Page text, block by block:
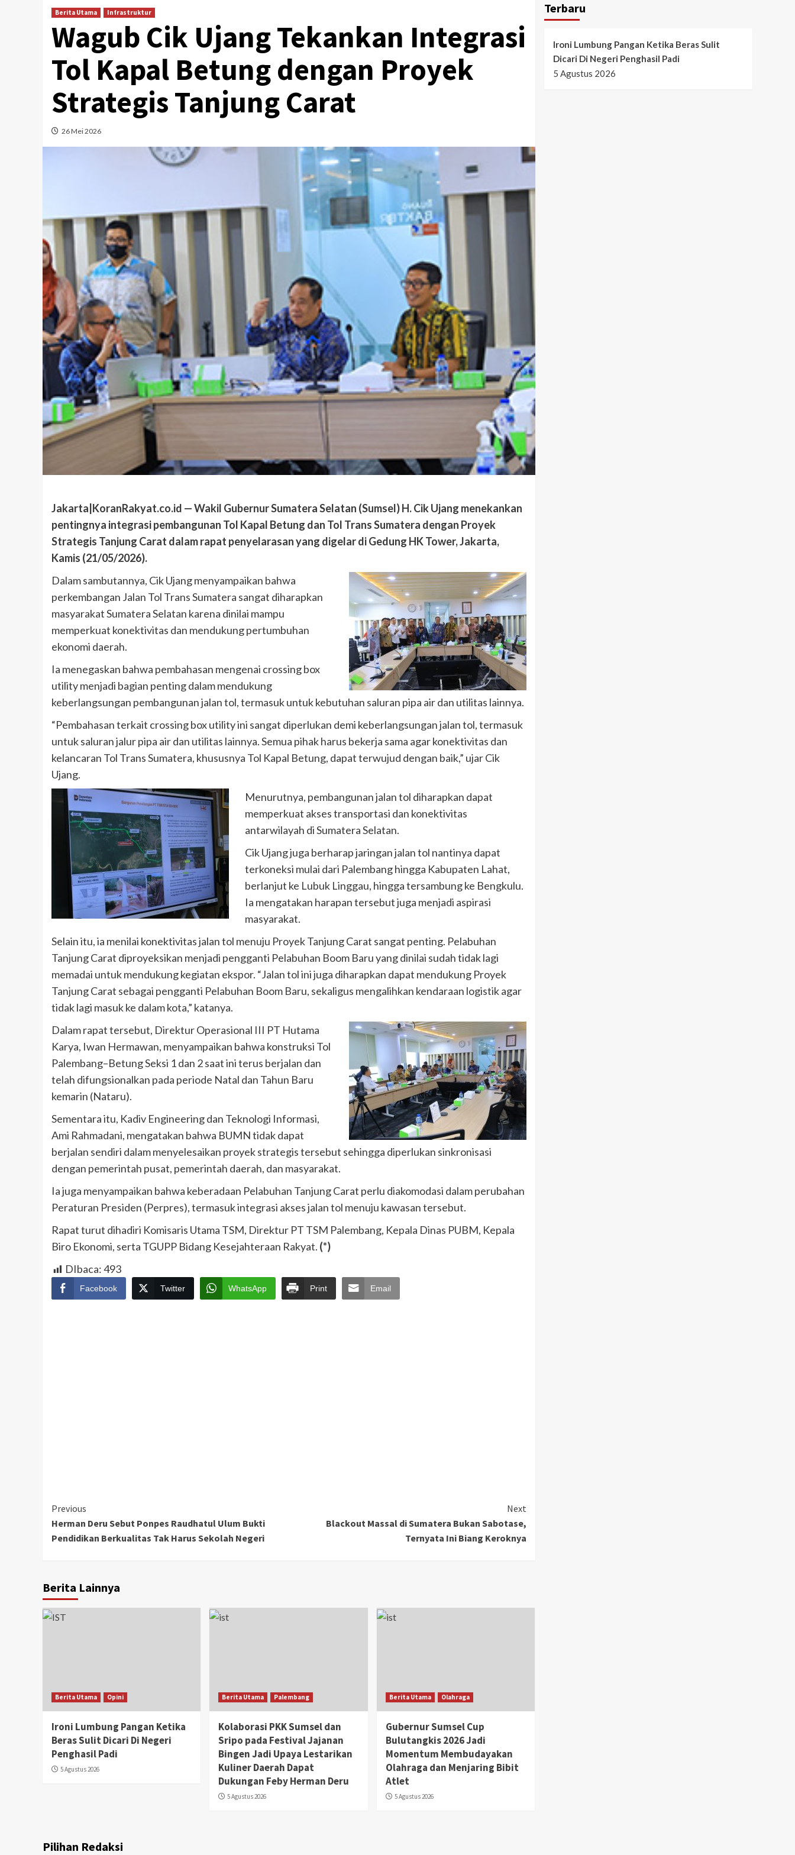
Berita Utama Infrastruktur
Wagub Cik Ujang Tekankan Integrasi
Tol Kapal Betung dengan Proyek
Strategis Tanjung Carat
26 Mei 2026
Jakarta|KoranRakyat.co.id — Wakil Gubernur Sumatera Selatan (Sumsel) H. Cik Ujang menekankan
pentingnya integrasi pembangunan Tol Kapal Betung dan Tol Trans Sumatera dengan Proyek
Strategis Tanjung Carat dalam rapat penyelarasan yang digelar di Gedung HK Tower, Jakarta,
Kamis (21/05/2026).
Dalam sambutannya, Cik Ujang menyampaikan bahwa
perkembangan Jalan Tol Trans Sumatera sangat diharapkan
masyarakat Sumatera Selatan karena dinilai mampu
memperkuat konektivitas dan mendukung pertumbuhan
ekonomi daerah.
Ia menegaskan bahwa pembahasan mengenai crossing box
utility menjadi bagian penting dalam mendukung
keberlangsungan pembangunan jalan tol, termasuk untuk kebutuhan saluran pipa air dan utilitas lainnya.
“Pembahasan terkait crossing box utility ini sangat diperlukan demi keberlangsungan jalan tol, termasuk
untuk saluran jalur pipa air dan utilitas lainnya. Semua pihak harus bekerja sama agar konektivitas dan
kelancaran Tol Trans Sumatera, khususnya Tol Kapal Betung, dapat terwujud dengan baik,” ujar Cik
Ujang.
Menurutnya, pembangunan jalan tol diharapkan dapat
memperkuat akses transportasi dan konektivitas
antarwilayah di Sumatera Selatan.
Cik Ujang juga berharap jaringan jalan tol nantinya dapat
terkoneksi mulai dari Palembang hingga Kabupaten Lahat,
berlanjut ke Lubuk Linggau, hingga tersambung ke Bengkulu.
Ia mengatakan harapan tersebut juga menjadi aspirasi
masyarakat.
Selain itu, ia menilai konektivitas jalan tol menuju Proyek Tanjung Carat sangat penting. Pelabuhan
Tanjung Carat diproyeksikan menjadi pengganti Pelabuhan Boom Baru yang dinilai sudah tidak lagi
memadai untuk mendukung kegiatan ekspor. “Jalan tol ini juga diharapkan dapat mendukung Proyek
Tanjung Carat sebagai pengganti Pelabuhan Boom Baru, sekaligus mengalihkan kendaraan logistik agar
tidak lagi masuk ke dalam kota,” katanya.
Dalam rapat tersebut, Direktur Operasional III PT Hutama
Karya, Iwan Hermawan, menyampaikan bahwa konstruksi Tol
Palembang–Betung Seksi 1 dan 2 saat ini terus berjalan dan
telah difungsionalkan pada periode Natal dan Tahun Baru
kemarin (Nataru).
Sementara itu, Kadiv Engineering dan Teknologi Informasi,
Ami Rahmadani, mengatakan bahwa BUMN tidak dapat
berjalan sendiri dalam menyelesaikan proyek strategis tersebut sehingga diperlukan sinkronisasi
dengan pemerintah pusat, pemerintah daerah, dan masyarakat.
Ia juga menyampaikan bahwa keberadaan Pelabuhan Tanjung Carat perlu diakomodasi dalam perubahan
Peraturan Presiden (Perpres), termasuk integrasi akses jalan tol menuju kawasan tersebut.
Rapat turut dihadiri Komisaris Utama TSM, Direktur PT TSM Palembang, Kepala Dinas PUBM, Kepala
Biro Ekonomi, serta TGUPP Bidang Kesejahteraan Rakyat. (*)
DIbaca:493
Facebook Twitter WhatsApp Print Email
Continue
Reading
Previous
Herman Deru Sebut Ponpes Raudhatul Ulum Bukti
Pendidikan Berkualitas Tak Harus Sekolah Negeri
Next
Blackout Massal di Sumatera Bukan Sabotase,
Ternyata Ini Biang Keroknya
Berita Lainnya
Berita Utama Opini
Ironi Lumbung Pangan Ketika
Beras Sulit Dicari Di Negeri
Penghasil Padi
5 Agustus 2026
Berita Utama Palembang
Kolaborasi PKK Sumsel dan
Sripo pada Festival Jajanan
Bingen Jadi Upaya Lestarikan
Kuliner Daerah Dapat
Dukungan Feby Herman Deru
5 Agustus 2026
Berita Utama Olahraga
Gubernur Sumsel Cup
Bulutangkis 2026 Jadi
Momentum Membudayakan
Olahraga dan Menjaring Bibit
Atlet
5 Agustus 2026
Terbaru
Ironi Lumbung Pangan Ketika Beras Sulit
Dicari Di Negeri Penghasil Padi
5 Agustus 2026
Pilihan Redaksi